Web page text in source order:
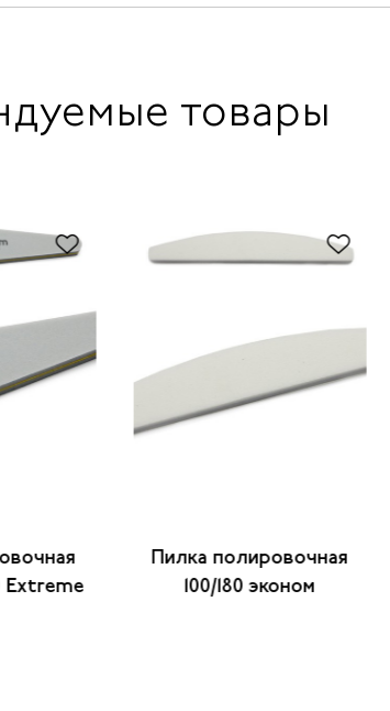
товары
Extreme
Пилка полировочная
100/180 эконом